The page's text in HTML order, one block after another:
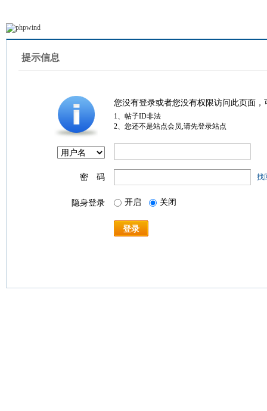
提示信息
您没有登录或者您没有权限访问此页面
1、帖子ID非法
2、您还不是站点会员,请先登录站点
密 码 找
隐身登录 开启 关闭
登录